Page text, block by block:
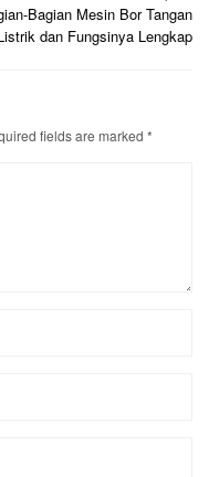
Bagian Mesin Bor Tangan
dan Fungsinya Lengkap
fields are marked *